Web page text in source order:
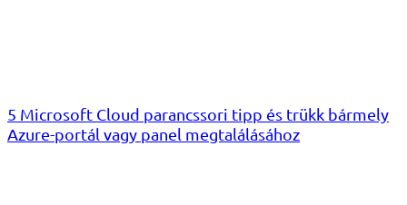
5 Microsoft Cloud parancssori tipp és trükk bármely
Azure-portál vagy panel megtalálásához